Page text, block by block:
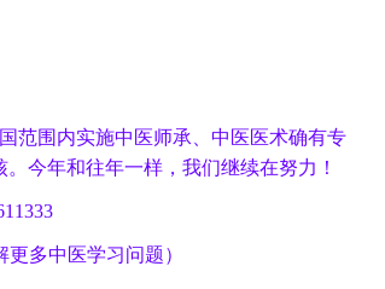
范围内实施中医师承、中医医术确有专
今年和往年一样，我们继续在努力！
多中医学习问题）